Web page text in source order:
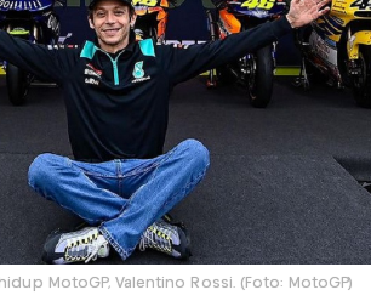
MotoGP, Valentino Rossi. (Foto: MotoGP)